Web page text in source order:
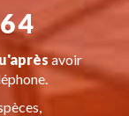
avoir